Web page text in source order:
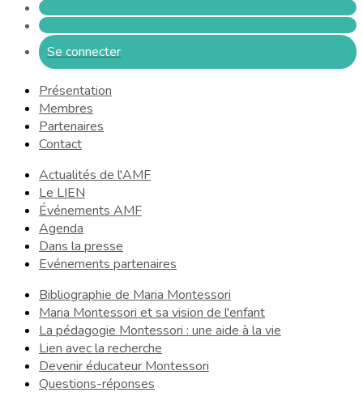
Se connecter
Présentation
Membres
Partenaires
Contact
Actualités de l'AMF
Le LIEN
Événements AMF
Agenda
Dans la presse
Evénements partenaires
Bibliographie de Maria Montessori
Maria Montessori et sa vision de l'enfant
La pédagogie Montessori : une aide à la vie
Lien avec la recherche
Devenir éducateur Montessori
Questions-réponses